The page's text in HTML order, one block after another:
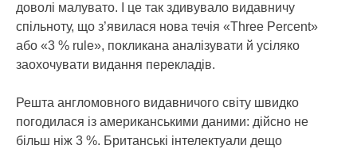
доволі малувато. І це так здивувало видавничу
спільноту, що з’явилася нова течія «Three Percent»
або «3 % rule», покликана аналізувати й усіляко
заохочувати видання перекладів.
Решта англомовного видавничого світу швидко
погодилася із американськими даними: дійсно не
більш ніж 3 %. Британські інтелектуали дещо